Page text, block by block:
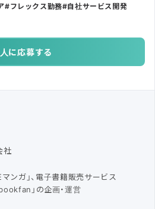
フレックス勤務 自社サービス開発
に応募する
社
ンガ」、電子書籍販売サービス
」の企画・運営